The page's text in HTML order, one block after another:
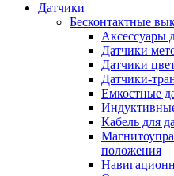
Датчики
Бесконтактные
Аксессуары
Датчики
Датчики
Датчики-
Емкостные
Кабель для
положения